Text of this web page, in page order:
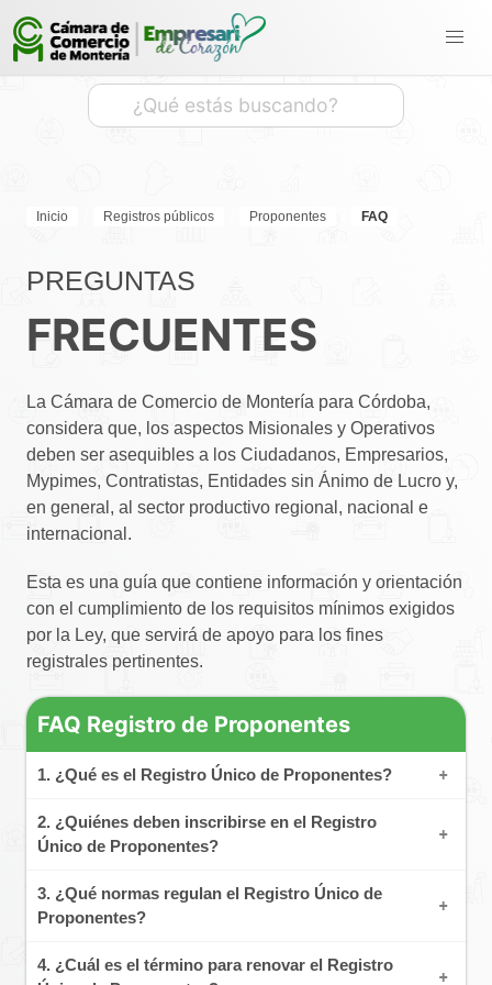
Inicio Registros públicos Proponentes FAQ
PREGUNTAS
FRECUENTES
La Cámara de Comercio de Montería para Córdoba,
considera que, los aspectos Misionales y Operativos
deben ser asequibles a los Ciudadanos, Empresarios,
Mypimes, Contratistas, Entidades sin Ánimo de Lucro y,
en general, al sector productivo regional, nacional e
internacional.
Esta es una guía que contiene información y orientación
con el cumplimiento de los requisitos mínimos exigidos
por la Ley, que servirá de apoyo para los fines
registrales pertinentes.
FAQ Registro de Proponentes
1. ¿Qué es el Registro Único de Proponentes?
2. ¿Quiénes deben inscribirse en el Registro
Único de Proponentes?
3. ¿Qué normas regulan el Registro Único de
Proponentes?
4. ¿Cuál es el término para renovar el Registro